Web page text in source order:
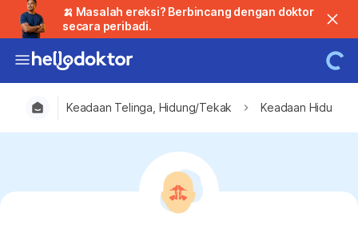
🍌 Masalah ereksi? Berbincang dengan doktor
secara peribadi.
Keadaan Telinga, Hidung/Tekak Keadaan Hidung